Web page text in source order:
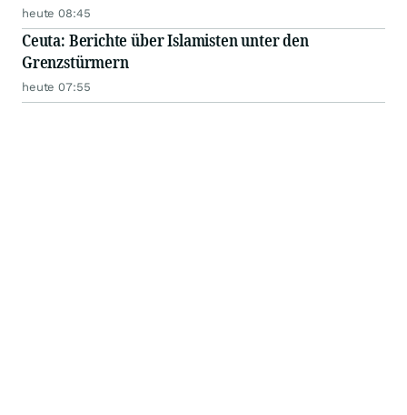
heute 08:45
Ceuta: Berichte über Islamisten unter den
Grenzstürmern
heute 07:55